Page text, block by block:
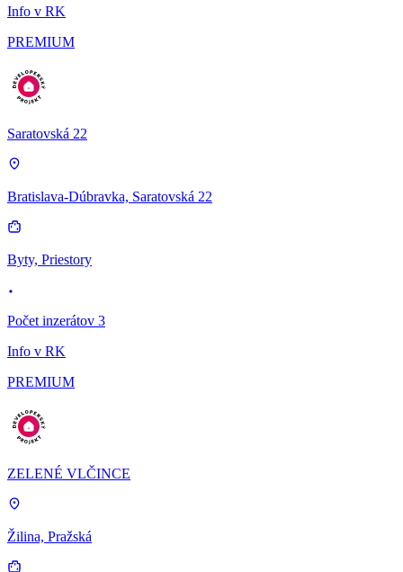
Info v RK
PREMIUM
Saratovská 22
Bratislava-Dúbravka, Saratovská 22
Byty, Priestory
Počet inzerátov 3
Info v RK
PREMIUM
ZELENÉ VLČINCE
Žilina, Pražská